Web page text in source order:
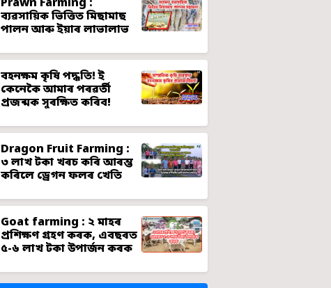
Prawn Farming :
ব্যৱসায়িক ভিত্তিত মিছামাছ
পালন আৰু ইয়াৰ লাভালাভ
বহনক্ষম কৃষি পদ্ধতি! ই
কেনেকৈ আমাৰ পৰৱৰ্তী
প্ৰজন্মক সুৰক্ষিত কৰিব!
Dragon Fruit Farming :
৩ লাখ টকা খৰচ কৰি আৰম্ভ
কৰিলে ড্ৰেগন ফলৰ খেতি
Goat farming : ২ মাহৰ
প্ৰশিক্ষণ গ্ৰহণ কৰক, এবছৰত
৫-৬ লাখ টকা উপাৰ্জন কৰক